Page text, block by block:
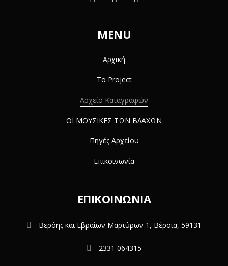
MENU
Αρχική
Το Project
Αρχείο Καταγραφών
ΟΙ ΜΟΥΣΙΚΕΣ ΤΩΝ ΒΛΑΧΩΝ
Πηγές Αρχείου
Επικοινωνία
ΕΠΙΚΟΙΝΩΝΊΑ
Βερόης και Εβραίων Μαρτύρων 1, Βέροια, 59131
2331 064315